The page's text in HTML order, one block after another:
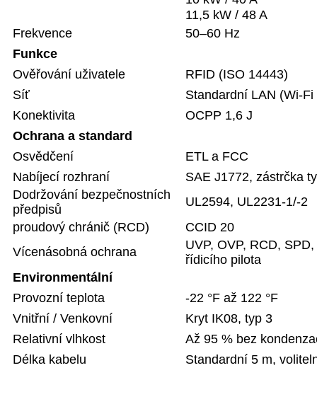
11,5 kW / 48 A
Frekvence
50–60 Hz
Funkce
Ověřování uživatele
RFID (ISO 14443)
Síť
Standardní LAN (Wi-
Konektivita
OCPP 1,6 J
Ochrana a standard
Osvědčení
ETL a FCC
Nabíjecí rozhraní
SAE J1772, zástrčka
Dodržování bezpečnostních
předpisů
UL2594, UL2231-1/-2
proudový chránič (RCD)
CCID 20
Vícenásobná ochrana
UVP, OVP, RCD,
řídicího pilota
Environmentální
Provozní teplota
-22 °F až 122 °F
Vnitřní / Venkovní
Kryt IK08, typ 3
Relativní vlhkost
Až 95 % bez
Délka kabelu
Standardní 5 m,